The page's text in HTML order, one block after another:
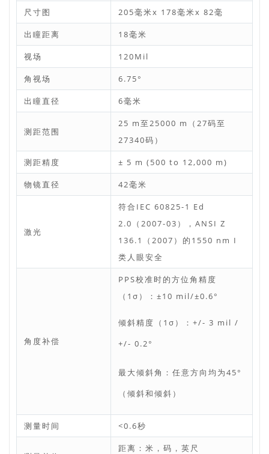
尺寸图 205毫米x 178毫米x 82毫
出瞳距离 18毫米
视场 120Mil
角视场 6.75°
出瞳直径 6毫米
测距范围
25 m至25000 m（27码至
27340码）
测距精度 ± 5 m (500 to 12,000 m)
物镜直径 42毫米
激光
符合IEC 60825-1 Ed
2.0（2007-03），ANSI Z
136.1（2007）的1550 nm I
类人眼安全
角度补偿
PPS校准时的方位角精度
（1σ）：±10 mil/±0.6°
倾斜精度（1σ）：+/- 3 mil /
+/- 0.2°
最大倾斜角：任意方向均为45°
（倾斜和倾斜）
测量时间 <0.6秒
距离：米，码，英尺